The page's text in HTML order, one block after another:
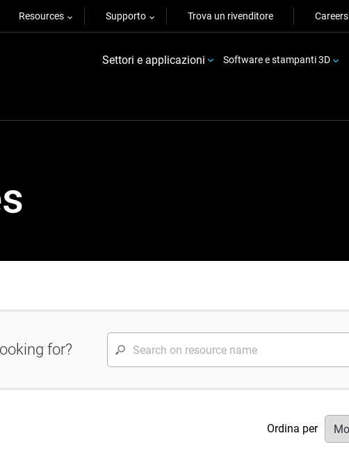
Resources Supporto Trova un rivenditore Careers
Settori e applicazioni Software e stampanti 3D
for?
Ordina per